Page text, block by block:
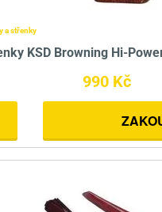
a střenky
KSD Browning Hi-
990 Kč